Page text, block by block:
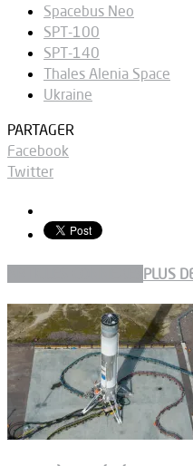
Spacebus Neo
SPT-100
SPT-140
Thales Alenia Space
Ukraine
PARTAGER
Facebook
Twitter
PLUS